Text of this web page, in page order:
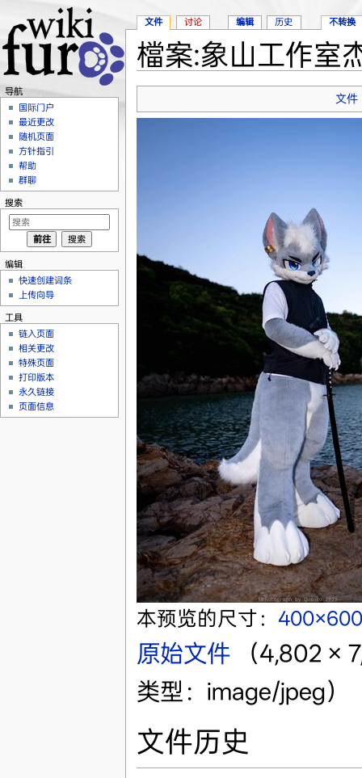
檔案:象山工作室
文件
本预览的尺寸：
原始文件‎
（4,802 ×
类型：image/jpeg）
文件历史
文件 讨论 编辑 历史 不转换
导航
国际门户
最近更改
随机页面
方针指引
帮助
群聊
搜索
编辑
快速创建词条
上传向导
工具
链入页面
相关更改
特殊页面
打印版本
永久链接
页面信息